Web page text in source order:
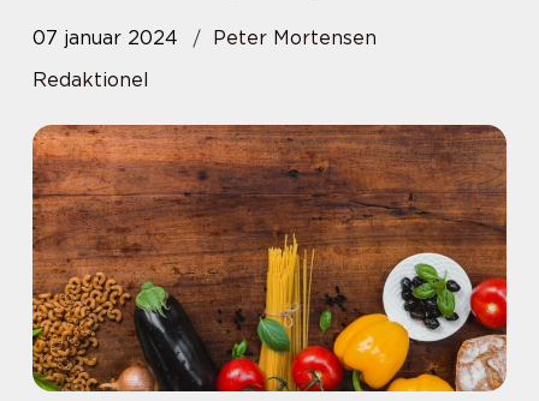
07 januar 2024
Peter Mortensen
Redaktionel